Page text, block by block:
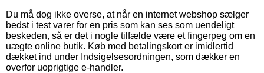
Du må dog ikke overse, at når en internet webshop sælger
bedst i test varer for en pris som kan ses som uendeligt
beskeden, så er det i nogle tilfælde være et fingerpeg om en
uægte online butik. Køb med betalingskort er imidlertid
dækket ind under Indsigelsesordningen, som dækker en
overfor uoprigtige e-handler.